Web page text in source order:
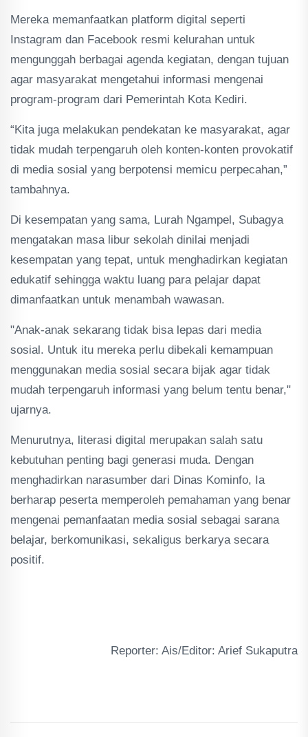
Mereka memanfaatkan platform digital seperti
Instagram dan Facebook resmi kelurahan untuk
mengunggah berbagai agenda kegiatan, dengan tujuan
agar masyarakat mengetahui informasi mengenai
program-program dari Pemerintah Kota Kediri.
“Kita juga melakukan pendekatan ke masyarakat, agar
tidak mudah terpengaruh oleh konten-konten provokatif
di media sosial yang berpotensi memicu perpecahan,”
tambahnya.
Di kesempatan yang sama, Lurah Ngampel, Subagya
mengatakan masa libur sekolah dinilai menjadi
kesempatan yang tepat, untuk menghadirkan kegiatan
edukatif sehingga waktu luang para pelajar dapat
dimanfaatkan untuk menambah wawasan.
"Anak-anak sekarang tidak bisa lepas dari media
sosial. Untuk itu mereka perlu dibekali kemampuan
menggunakan media sosial secara bijak agar tidak
mudah terpengaruh informasi yang belum tentu benar,"
ujarnya.
Menurutnya, literasi digital merupakan salah satu
kebutuhan penting bagi generasi muda. Dengan
menghadirkan narasumber dari Dinas Kominfo, Ia
berharap peserta memperoleh pemahaman yang benar
mengenai pemanfaatan media sosial sebagai sarana
belajar, berkomunikasi, sekaligus berkarya secara
positif.
Reporter: Ais/Editor: Arief Sukaputra